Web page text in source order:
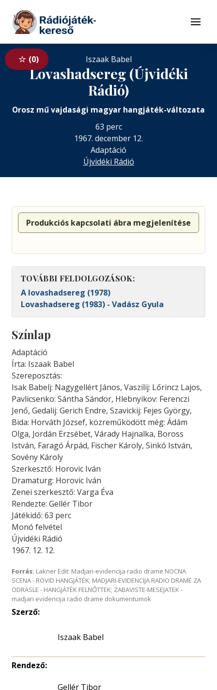
Tovább a tartalomhoz
Menü
0 Iszaak Babel
Lovashadsereg (Újvidéki
Rádió)
Orosz mű vajdasági magyar hangjáték-változata
63 perc
1967. december 12.
Adaptáció
Újvidéki Rádió
Produkciós kapcsolati ábra megjelenítése
TOVÁBBI FELDOLGOZÁSOK:
A lovashadsereg (1978)
Lovashadsereg (1983) - Vadász Gyula
Színlap
Adaptáció
Írta: Iszaak Babel
Szereposztás:
Isak Babelj: Nagygellért János, Vaszilij: Lőrincz Lajos,
Pavlicsenko: Sántha Sándor, Hlebnyikov: Ferenczi
Jenő, Gedalij: Gerich Endre, Szavickij: Fejes György,
Bida: Horváth József, közreműködött még: Ádám
Olga, Jordán Erzsébet, Várady Hajnalka, Boross
István, Faragó Árpád, Fischer Károly, Sinkó István,
Sovény Károly
Szerkesztő: Horovic Iván
Dramaturg: Horovic Iván
Zenei szerkesztő: Varga Éva
Rendezte: Gellér Tibor
Játékidő: 63 perc
Monó felvétel
Újvidéki Rádió
1967. 12. 12.
Forrás: Lakner Edit: Madjari-evidencija radio drame NOCNA
SCENA - RÖVID HANGJÁTÉK; MADJARI-EVIDENCIJA RADIO DRAME ZA
ODRASLE - HANGJÁTÉK FELNŐTTEK; ZABAVISTE-MESEJATEK -
madjari evidencija radio drame dokumentumok
Szerző:
Iszaak Babel
Rendező:
Gellér Tibor